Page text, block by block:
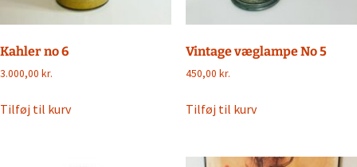
Kahler no 6
3.000,00 kr.
Tilføj til kurv
Vintage væglampe No 5
450,00 kr.
Tilføj til kurv